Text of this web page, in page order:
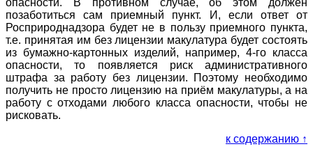
позаботиться сам приемный пункт. И, если ответ от
Росприроднадзора будет не в пользу приемного пункта,
т.е. принятая им без лицензии макулатура будет состоять
из бумажно-картонных изделий, например, 4-го класса
опасности, то появляется риск административного
штрафа за работу без лицензии. Поэтому необходимо
получить не просто лицензию на приём макулатуры, а на
работу с отходами любого класса опасности, чтобы не
рисковать.
к содержанию ↑